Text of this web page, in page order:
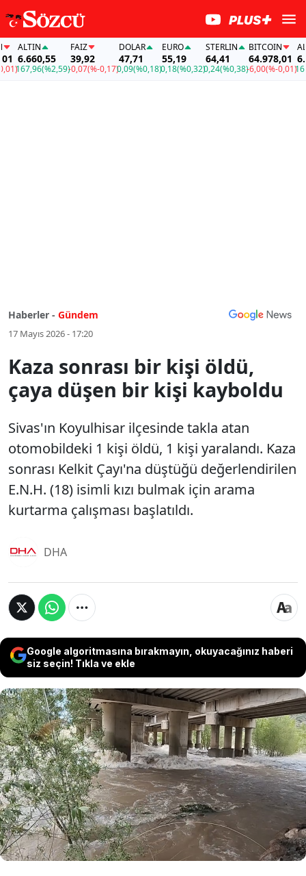
ALTIN
6.660,55
167,96(%2,59)
FAİZ
39,92
-0,07(%-0,17)
DOLAR
47,71
0,09(%0,18)
EURO
55,19
0,18(%0,32)
STERLIN
64,41
0,24(%0,38)
BITCOIN
64.978,01
-6,00(%-0,01)
Haberler - Gündem
17 Mayıs 2026 - 17:20
Kaza sonrası bir kişi öldü,
çaya düşen bir kişi kayboldu
Sivas'ın Koyulhisar ilçesinde takla atan
otomobildeki 1 kişi öldü, 1 kişi yaralandı. Kaza
sonrası Kelkit Çayı'na düştüğü değerlendirilen
E.N.H. (18) isimli kızı bulmak için arama
kurtarma çalışması başlatıldı.
DHA
Google algoritmasına bırakmayın, okuyacağınız haberi
siz seçin! Tıkla ve ekle
Sivas'ın Koyulhisar ilçesinde takla atan
otomobildeki 1 kişi öldü, 1 kişi yaralandı. Kaza
sonrası Kelkit Çayı'na düştüğü
değerlendirilen E.N.H. (18) isimli kızı bulmak
için arama kurtarma çalışması başlatıldı.